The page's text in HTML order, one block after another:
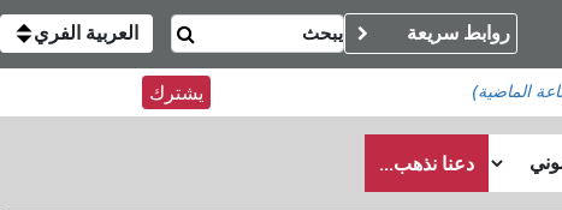
روابط سريعة العربية الفري
يشترك
دعنا نذهب...